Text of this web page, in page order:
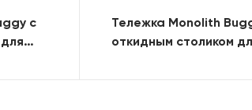
с
Тележка Monolith
откидным столиком